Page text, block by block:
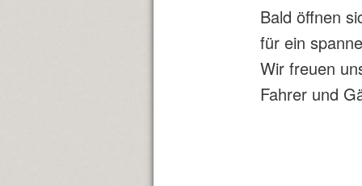
Bald öffnen
für ein
Wir freuen
Fahrer und